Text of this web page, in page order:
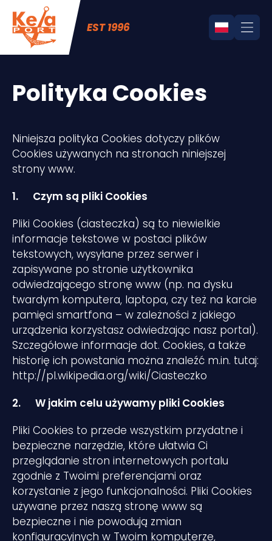
EST 1996
Polityka Cookies
Niniejsza polityka Cookies dotyczy plików
Cookies używanych na stronach niniejszej
strony www.
1. Czym są pliki Cookies
Pliki Cookies (ciasteczka) są to niewielkie
informacje tekstowe w postaci plików
tekstowych, wysyłane przez serwer i
zapisywane po stronie użytkownika
odwiedzającego stronę www (np. na dysku
twardym komputera, laptopa, czy też na karcie
pamięci smartfona – w zależności z jakiego
urządzenia korzystasz odwiedzając nasz portal).
Szczegółowe informacje dot. Cookies, a także
historię ich powstania można znaleźć m.in. tutaj:
http://pl.wikipedia.org/wiki/Ciasteczko
2. W jakim celu używamy pliki Cookies
Pliki Cookies to przede wszystkim przydatne i
bezpieczne narzędzie, które ułatwia Ci
przeglądanie stron internetowych portalu
zgodnie z Twoimi preferencjami oraz
korzystanie z jego funkcjonalności. Pliki Cookies
używane przez naszą stronę www są
bezpieczne i nie powodują zmian
konfiguracyjnych w Twoim komputerze,